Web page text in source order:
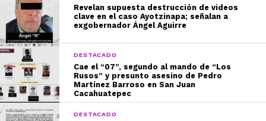
Revelan supuesta destrucción de videos
clave en el caso Ayotzinapa; señalan a
exgobernador Ángel Aguirre
DESTACADO
Cae el “07”, segundo al mando de “Los
Rusos” y presunto asesino de Pedro
Martínez Barroso en San Juan
Cacahuatepec
DESTACADO